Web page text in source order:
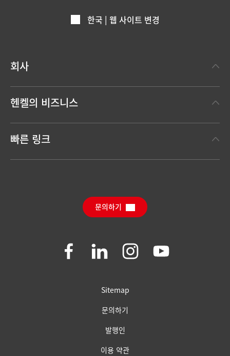
한국 | 웹 사이트 변경
회사
한눈에 보는 헨켈
보도 자료
Sustainable Impact Report(영문)
헨켈의 비즈니스
(Henkel Adhesive Technologies)
헨켈 컨슈머 브랜드
SDS, TDS, RoHS, 제품 정보
빠른 링크
문의하기
Join
Join
on
Join
on
Join
on
Sitemap
문의하기
발행인
이용 약관